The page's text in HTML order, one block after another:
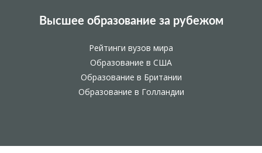
Высшее образование за рубежом
Рейтинги вузов мира
Образование в США
Образование в Британии
Образование в Голландии